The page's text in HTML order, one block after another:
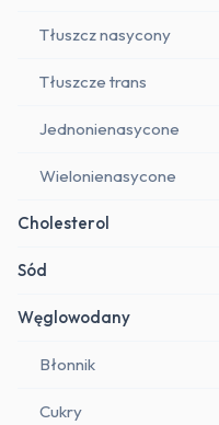
Tłuszcz nasycony
Tłuszcze trans
Jednonienasycone
Wielonienasycone
Cholesterol
Sód
Węglowodany
Błonnik
Cukry